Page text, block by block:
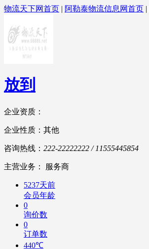
物流天下网首页 | 阿勒泰物流信息网首页 |
放到
企业资质：
企业性质：其他
咨询热线： 222-22222222 / 11555445854
主营业务： 服务商
5237天前
会员年龄
0
询价数
0
订单数
440℃